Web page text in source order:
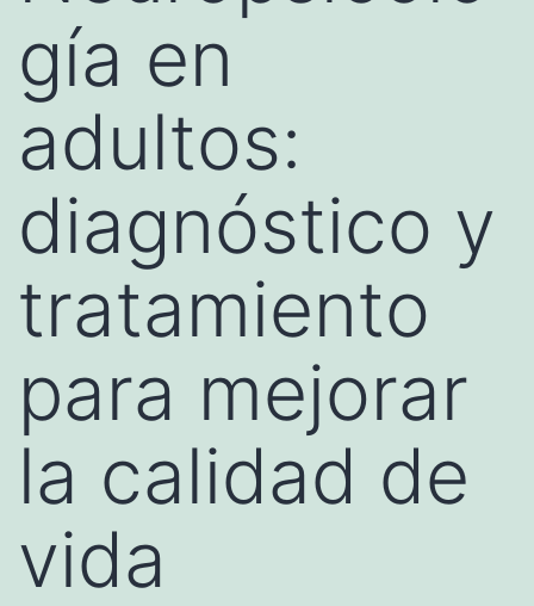
gía en
adultos:
diagnóstico y
tratamiento
para mejorar
la calidad de
vida